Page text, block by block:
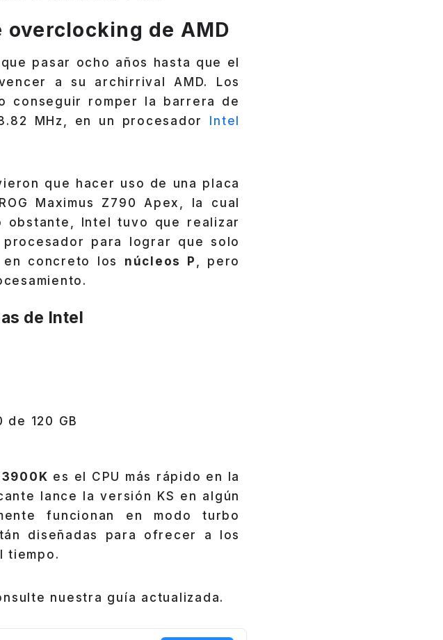
de AMD
pasar ocho años hasta que el
a su archirrival AMD. Los
conseguir romper la barrera de
MHz, en un procesador
Intel
que hacer uso de una placa
Maximus Z790 Apex, la cual
obstante, Intel tuvo que realizar
para lograr que solo
en concreto los núcleos P
, pero
de Intel
120 GB
es el CPU más rápido en la
lance la versión KS en algún
funcionan en modo turbo
diseñadas para ofrecer a los
tiempo.
nuestra guía actualizada.